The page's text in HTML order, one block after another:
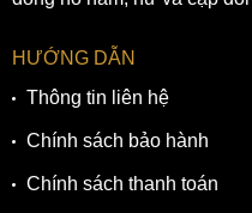
các hoạt động thường ngày.
HƯỚNG DẪN
Thông tin liên hệ
Chính sách bảo hành
Chính sách thanh toán